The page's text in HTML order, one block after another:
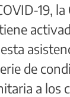
19, la
de
a los